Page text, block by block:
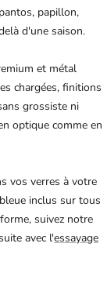
papillon,
d'une saison.
et métal
chargées, finitions
grossiste ni
optique comme en
vos verres à votre
inclus sur tous
suivez notre
avec l'essayage